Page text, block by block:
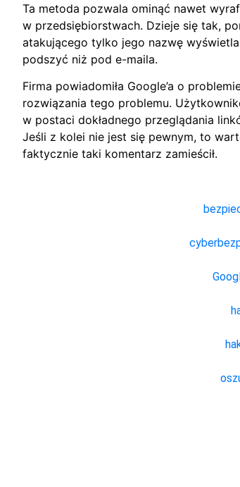
Ta metoda pozwala ominąć nawet
w przedsiębiorstwach. Dzieje się tak,
atakującego tylko jego nazwę
podszyć niż pod e-maila.
Firma powiadomiła Google’a o
rozwiązania tego problemu.
w postaci dokładnego przeglądania
Jeśli z kolei nie jest się pewnym, to
faktycznie taki komentarz zamieścił.